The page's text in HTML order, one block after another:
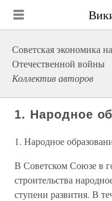
Советская экономика
Отечественной войны
Коллектив авторов
1. Народное
1. Народное
В Советском Союзе в
строительства
ступени развития. В